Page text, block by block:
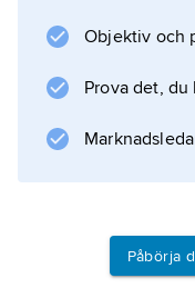
Ingmar Bergman
Dramaten i
intryck både
och Laura i
Objektiv och
Prova det,
Påbörja